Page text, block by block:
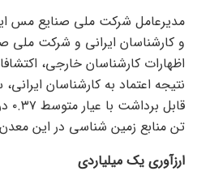
مدیرعامل شرکت ملی صنایع مس
و کارشناسان ایرانی و شرکت ملی
اظهارات کارشناسان خارجی،
نتیجه اعتماد به کارشناسان
تن منابع زمین شناسی در این
ارزآوری یک میلیاردی